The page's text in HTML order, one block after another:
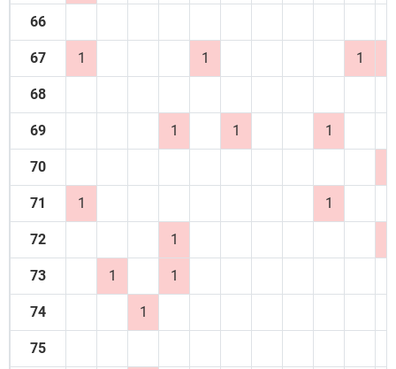
66
67 1 1 1
68
69 1 1 1
70
71 1 1
72 1
73 1 1
74 1
75